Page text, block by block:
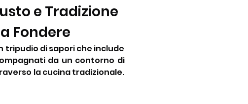
e Tradizione
Fondere
tripudio di sapori che include
da un contorno di
la cucina tradizionale.